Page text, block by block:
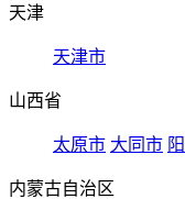
天津
天津市
山西省
太原市 大同市
内蒙古自治区